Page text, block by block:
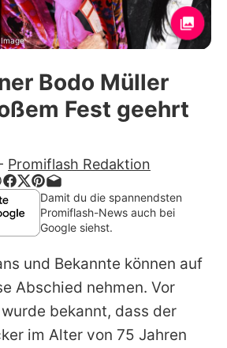
Familie & Liebe
Exklusiv
auf Promiflash
runterladen
Team
Richtlinien
Impressum
Bodo Müller
Fest geehrt
Promiflash Redaktion
Damit du die spannendsten
Promiflash-News auch bei
Google siehst.
und Bekannte können auf
Abschied nehmen. Vor
bekannt, dass der
im Alter von 75 Jahren